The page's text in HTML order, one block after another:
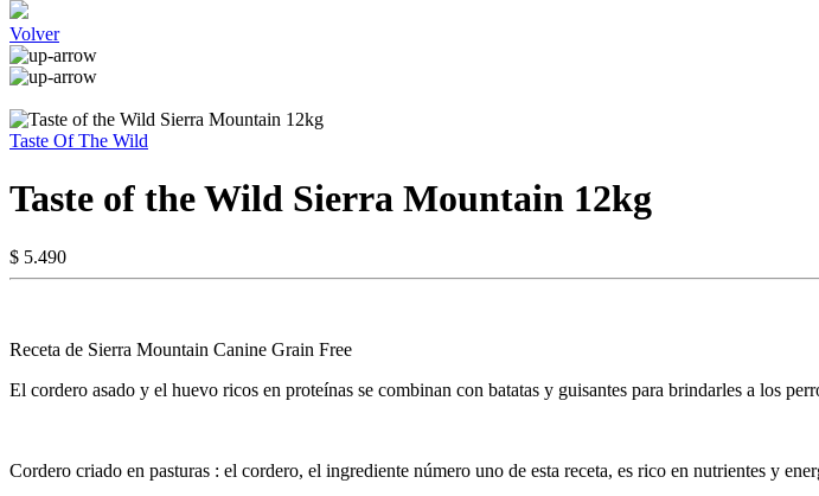
Volver
Taste Of The Wild
Taste of the Wild Sierra Mountain 12kg
$ 5.490
Receta de Sierra Mountain Canine Grain Free
El cordero asado y el huevo ricos en proteínas se combinan con batatas y guisantes para brindarles a los
Cordero criado en pasturas : el cordero, el ingrediente número uno de esta receta, es rico en nutrientes y